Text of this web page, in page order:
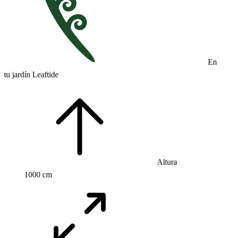
En
tu jardín Leaftide
Altura
1000 cm